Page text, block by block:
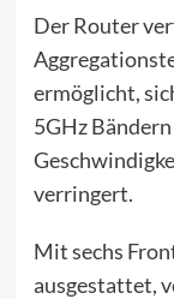
Der Router
ermöglicht,
5GHz
verringert.
Mit sechs
ausgestattet,